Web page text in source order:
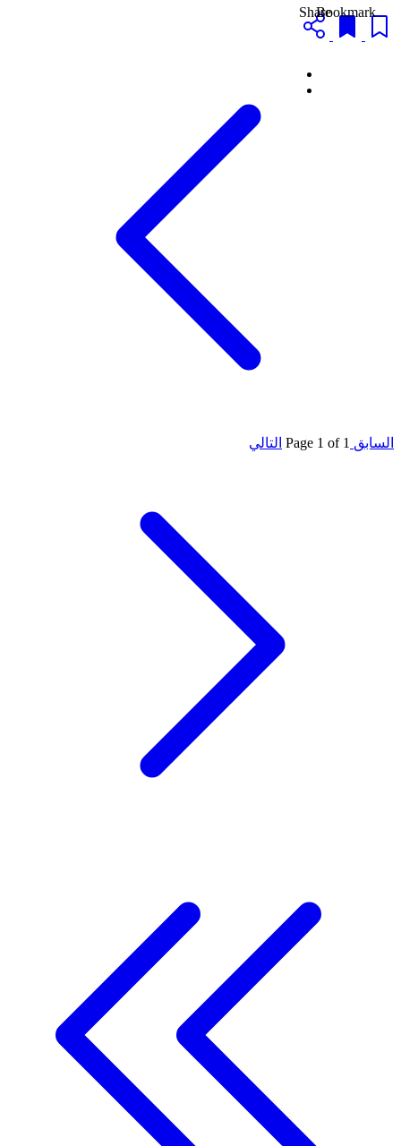
السابق Page 1 of 1 التالي
Bookmark
Share